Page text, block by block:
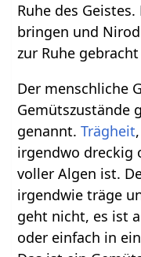
Ruhe des
bringen und
zur Ruhe
Der menschliche
Gemütszustände
genannt.Trägheit
irgendwo dreckig
voller Algen ist.
irgendwie träge
geht nicht, es ist
oder einfach in